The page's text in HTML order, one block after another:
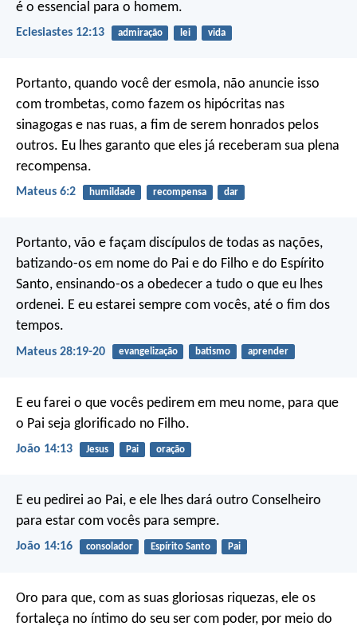
é o essencial para o homem.
Eclesiastes 12:13 admiração lei vida
Portanto, quando você der esmola, não anuncie isso
com trombetas, como fazem os hipócritas nas
sinagogas e nas ruas, a fim de serem honrados pelos
outros. Eu lhes garanto que eles já receberam sua plena
recompensa.
Mateus 6:2 humildade recompensa dar
Portanto, vão e façam discípulos de todas as nações,
batizando-os em nome do Pai e do Filho e do Espírito
Santo, ensinando-os a obedecer a tudo o que eu lhes
ordenei. E eu estarei sempre com vocês, até o fim dos
tempos.
Mateus 28:19-20 evangelização batismo aprender
E eu farei o que vocês pedirem em meu nome, para que
o Pai seja glorificado no Filho.
João 14:13 Jesus Pai oração
E eu pedirei ao Pai, e ele lhes dará outro Conselheiro
para estar com vocês para sempre.
João 14:16 consolador Espírito Santo Pai
Oro para que, com as suas gloriosas riquezas, ele os
fortaleça no íntimo do seu ser com poder, por meio do